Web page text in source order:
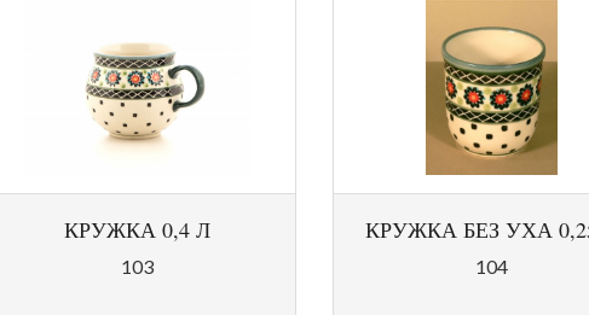
КРУЖКА 0,4 Л
103
КРУЖКА БЕЗ УХА
104